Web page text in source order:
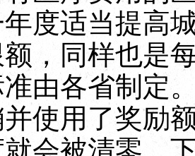
度适当提高
，同样也是
由各省制定
使用了奖励